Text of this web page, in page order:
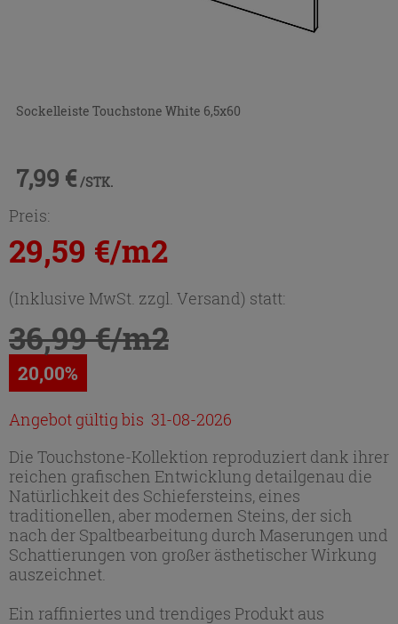
Sockelleiste Touchstone White 6,5x60
7,99 € /STK.
Preis:
29,59 €/m2
(Inklusive MwSt. zzgl. Versand) statt:
36,99 €/m2
20,00%
Angebot gültig bis 31-08-2026
Die Touchstone-Kollektion reproduziert dank ihrer
reichen grafischen Entwicklung detailgenau die
Natürlichkeit des Schiefersteins, eines
traditionellen, aber modernen Steins, der sich
nach der Spaltbearbeitung durch Maserungen und
Schattierungen von großer ästhetischer Wirkung
auszeichnet.
Ein raffiniertes und trendiges Produkt aus